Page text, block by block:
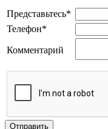
Представьтесь*
Телефон*
Комментарий